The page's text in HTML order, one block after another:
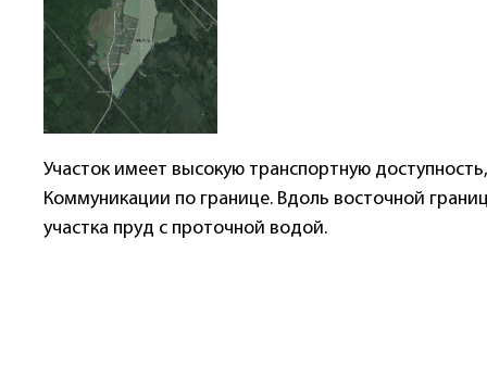
Участок имеет высокую транспортную
Коммуникации по границе. Вдоль восточной
участка пруд с проточной водой.